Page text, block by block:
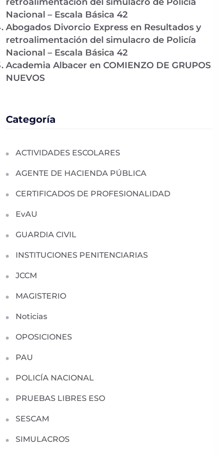
Nacional – Escala Básica 42
Abogados Divorcio Express en Resultados y
retroalimentación del simulacro de Policía
Nacional – Escala Básica 42
Academia Albacer en COMIENZO DE GRUPOS
NUEVOS
Categoría
ACTIVIDADES ESCOLARES
AGENTE DE HACIENDA PÚBLICA
CERTIFICADOS DE PROFESIONALIDAD
EvAU
GUARDIA CIVIL
INSTITUCIONES PENITENCIARIAS
JCCM
MAGISTERIO
Noticias
OPOSICIONES
PAU
POLICÍA NACIONAL
PRUEBAS LIBRES ESO
SESCAM
SIMULACROS